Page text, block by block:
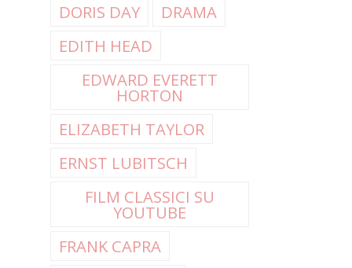
DORIS DAY
DRAMA
EDITH HEAD
EDWARD EVERETT
HORTON
ELIZABETH TAYLOR
ERNST LUBITSCH
FILM CLASSICI SU
YOUTUBE
FRANK CAPRA